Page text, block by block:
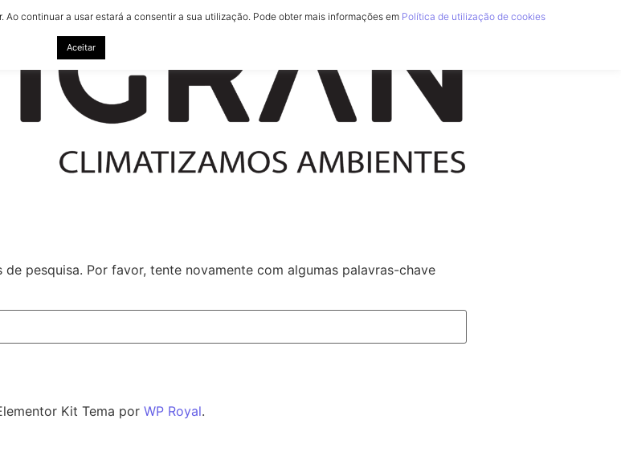
pesquisa. Por favor, tente novamente com algumas palavras-chave
Kit Tema por WP Royal.
continuar a usar estará a consentir a sua utilização. Pode obter mais informações em Política de utilização de cookies
Aceitar